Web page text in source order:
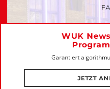
WUK
Garantiert
JETZT